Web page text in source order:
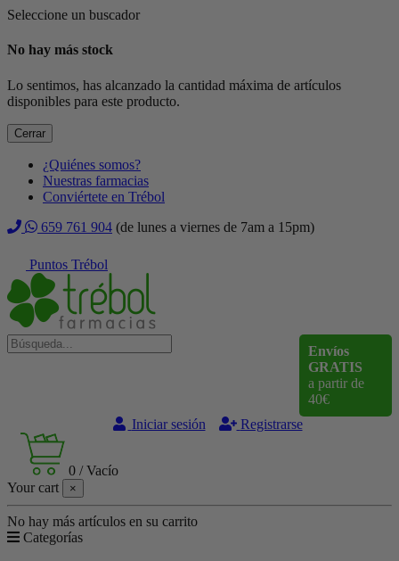
Seleccione un buscador
No hay más stock
Lo sentimos, has alcanzado la cantidad máxima de artículos
disponibles para este producto.
Cerrar
¿Quiénes somos?
Nuestras farmacias
Conviértete en Trébol
659 761 904 (de lunes a viernes de 7am a 15pm)
Puntos Trébol
Envíos
GRATIS
a partir de
40€
Iniciar sesión
Registrarse
0 /Vacío
Your cart
×
No hay más artículos en su carrito
Categorías